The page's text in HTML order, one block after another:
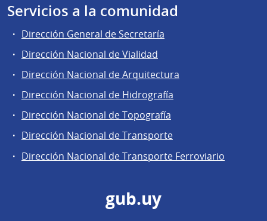
Servicios a la comunidad
Dirección General de Secretaría
Dirección Nacional de Vialidad
Dirección Nacional de Arquitectura
Dirección Nacional de Hidrografía
Dirección Nacional de Topografía
Dirección Nacional de Transporte
Dirección Nacional de Transporte Ferroviario
gub.uy